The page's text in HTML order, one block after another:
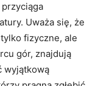
​Uważa się, że
fizyczne, ale
gór, znajdują
wyjątkową